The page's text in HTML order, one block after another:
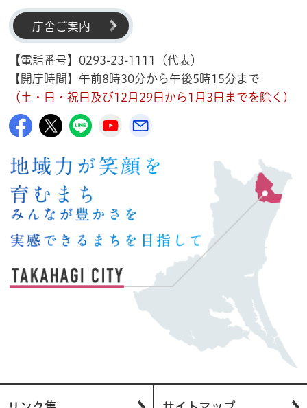
庁舎ご案内
【電話番号】0293-23-1111（代表）
【開庁時間】午前8時30分から午後5時15分まで
（土・日・祝日及び12月29日から1月3日までを除く）
高萩市公式Facebook
高萩市公式X
高萩市公式LINE
高萩市YouTube公式チャンネル